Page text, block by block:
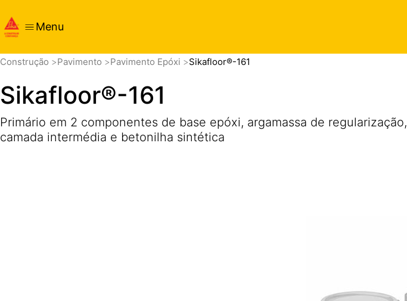
Menu
Construção Pavimento Pavimento Epóxi Sikafloor®-161
Sikafloor®-161
Primário em 2 componentes de base epóxi, argamassa de regularização,
camada intermédia e betonilha sintética
Visão geralDetalhes do produtoAplicaçãoDocumentos